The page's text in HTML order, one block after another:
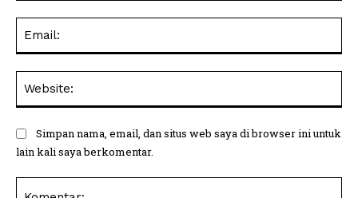
Simpan nama, email, dan situs web saya di browser ini untuk
lain kali saya berkomentar.